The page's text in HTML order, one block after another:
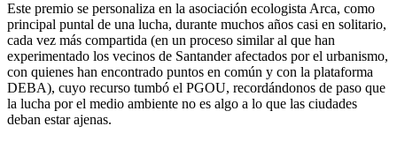
Este premio se personaliza en la asociación ecologista Arca, como
principal puntal de una lucha, durante muchos años casi en solitario,
cada vez más compartida (en un proceso similar al que han
experimentado los vecinos de Santander afectados por el urbanismo,
con quienes han encontrado puntos en común y con la plataforma
DEBA), cuyo recurso tumbó el PGOU, recordándonos de paso que
la lucha por el medio ambiente no es algo a lo que las ciudades
deban estar ajenas.